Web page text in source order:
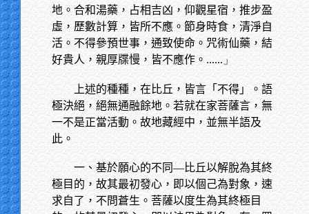
地。合和湯藥，占相吉凶，仰觀星宿，推步盈
虛，歷數計算，皆所不應。節身時食，清淨自
活。不得參預世事，通致使命。咒術仙藥，結
好貴人，親厚牒慢，皆不應作。 ......」
上述的種種，在比丘，皆言「不得」。語
極決絕，絕無通融餘地。若就在家菩薩言，無
一不是正當活動。故地藏經中，並無半語及
此。
一、基於願心的不同—比丘以解脫為其終
極目的，故其最初發心，即以個己為對象，速
求自了，不問蒼生。菩薩以度生為其終極目